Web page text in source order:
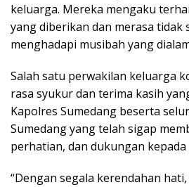
keluarga. Mereka mengaku
yang diberikan dan merasa tidak
menghadapi musibah yang
Salah satu perwakilan keluarga
rasa syukur dan terima kasih
Kapolres Sumedang beserta
Sumedang yang telah sigap
perhatian, dan dukungan
“Dengan segala kerendahan